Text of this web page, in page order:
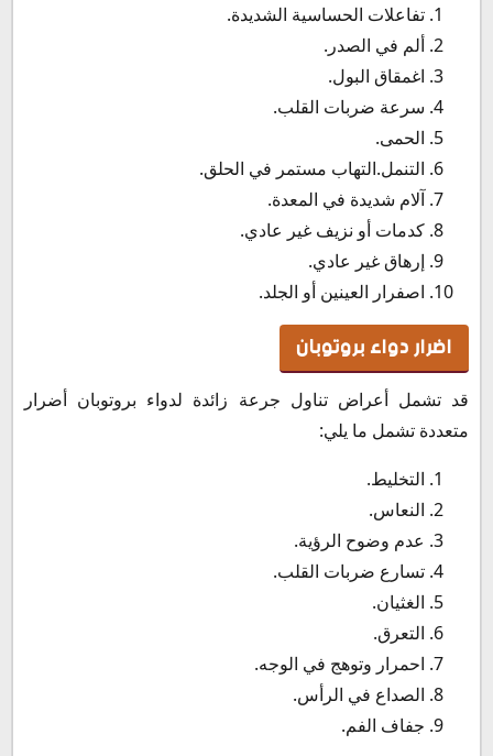
تفاعلات الحساسية الشديدة.
ألم في الصدر.
اغمقاق البول.
سرعة ضربات القلب.
الحمى.
التنمل.التهاب مستمر في الحلق.
آلام شديدة في المعدة.
كدمات أو نزيف غير عادي.
إرهاق غير عادي.
اصفرار العينين أو الجلد.
اضرار دواء بروتوبان
قد تشمل أعراض تناول جرعة زائدة لدواء بروتوبان أضرار
متعددة تشمل ما يلي:
التخليط.
النعاس.
عدم وضوح الرؤية.
تسارع ضربات القلب.
الغثيان.
التعرق.
احمرار وتوهج في الوجه.
الصداع في الرأس.
جفاف الفم.